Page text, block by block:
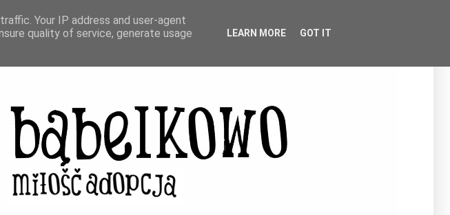
Your IP address and user-agent
quality of service, generate usage
LEARN MORE GOT IT